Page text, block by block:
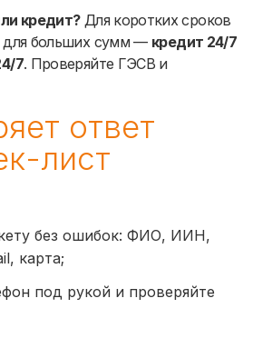
кредит?Для коротких сроков
для больших сумм — кредит 24/7
7. Проверяйте ГЭСВ и
ответ
лист
без ошибок: ФИО, ИИН,
карта;
под рукой и проверяйте